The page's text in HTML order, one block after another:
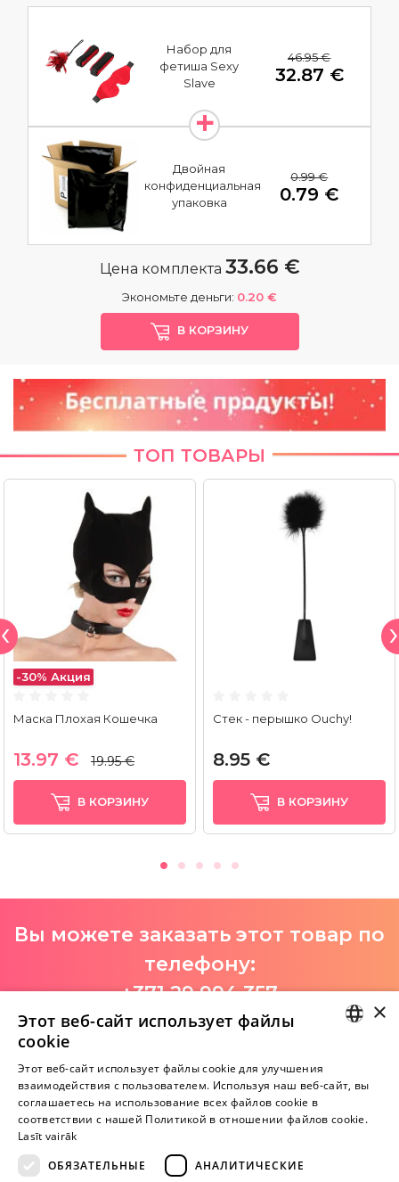
Набор для
фетиша Sexy
Slave
46.95 €
32.87 €
Двойная
конфиденциальная
упаковка
0.99 €
0.79 €
Цена комплекта 33.66 €
Экономьте деньги: 0.20 €
В КОРЗИНУ
ТОП ТОВАРЫ
-30% Акция
Маска Плохая Кошечка
13.97 € 19.95 €
В КОРЗИНУ
Стек - перышко Ouchy!
8.95 €
В КОРЗИНУ
Вы можете заказать этот товар по
телефону:
+371 29 994 357
I-V 9:00-18:00
Пока нет отзывов
Будь первым!
RUSSIAN
×
Этот веб-сайт использует файлы
cookie
Этот веб-сайт использует файлы cookie для улучшения
взаимодействия с пользователем. Используя наш веб-сайт, вы
соглашаетесь на использование всех файлов cookie в
соответствии с нашей Политикой в ​​отношении файлов cookie.
Lasīt vairāk
ОБЯЗАТЕЛЬНЫЕ
АНАЛИТИЧЕСКИЕ